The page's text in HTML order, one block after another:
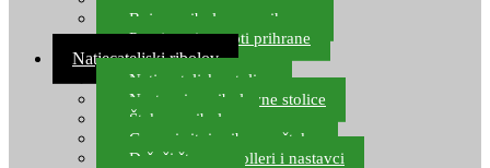
Boje za ribolovnu prihranu
Provjereni recepti prihrane
Natjecateljski ribolov
Natjecateljske stolice
Nastavci za ribolovne stolice
Šteke za ribolov
Gume i sitni pribor za šteku
Držači štapova rolleri i nastavci